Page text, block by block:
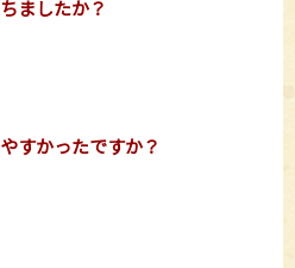
ましたか？
すかったですか？